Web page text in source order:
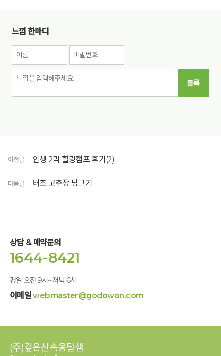
느낌 한마디
등록
이전글 인생 2막 힐링캠프 후기(2)
태초 고추장 담그기
다음글
상담 & 예약문의
1644-8421
평일 오전 9시~저녁 6시
이메일webmaster@godowon.com
(주)깊은산속옹달샘